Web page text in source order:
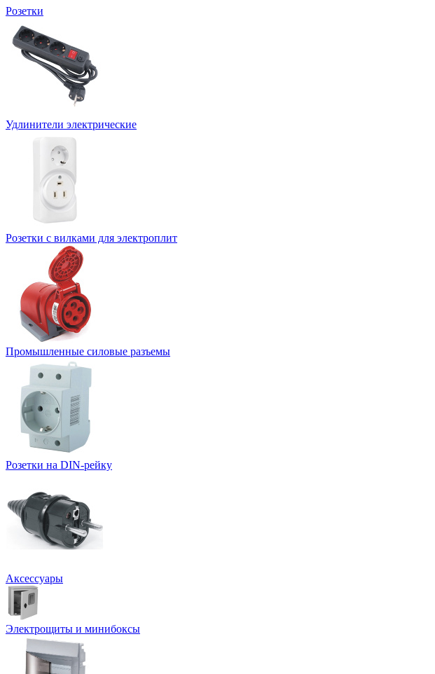
Розетки
Удлинители электрические
Розетки с вилками для электроплит
Промышленные силовые разъемы
Розетки на DIN-рейку
Аксессуары
Электрощиты и минибоксы